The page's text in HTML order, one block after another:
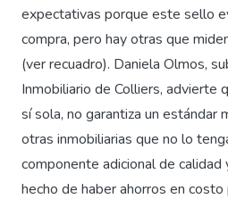
expectativas porque este sello
compra, pero hay otras que
(ver recuadro). Daniela Olmos,
Inmobiliario de Colliers, advierte
sí sola, no garantiza un estándar
otras inmobiliarias que no lo
componente adicional de
hecho de haber ahorros en